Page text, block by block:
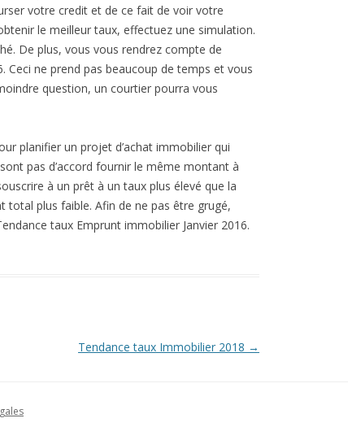
votre credit et de ce fait de voir votre
le meilleur taux, effectuez une simulation.
De plus, vous vous rendrez compte de
Ceci ne prend pas beaucoup de temps et vous
question, un courtier pourra vous
planifier un projet d’achat immobilier qui
pas d’accord fournir le même montant à
à un prêt à un taux plus élevé que la
total plus faible. Afin de ne pas être grugé,
taux Emprunt immobilier Janvier 2016.
Tendance taux Immobilier 2018 →